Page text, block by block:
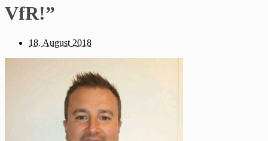
VfR!”
18. August 2018